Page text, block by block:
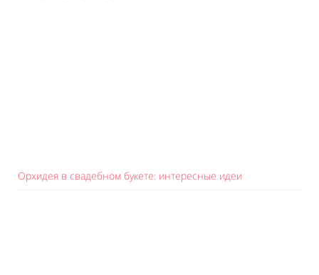
Орхидея в свадебном букете: интересные идеи